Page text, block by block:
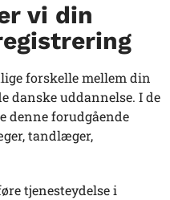
vi din
forskelle mellem din
danske uddannelse. I de
denne forudgående
tandlæger,
tjenesteydelse i